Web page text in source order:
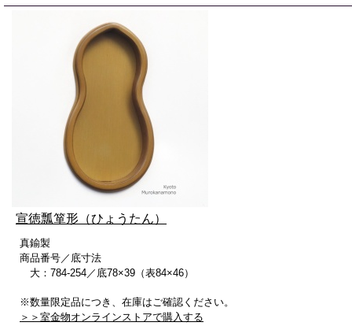
宣徳瓢箪形（ひょうたん）
真鍮製
商品番号／底寸法
大：784-254／底78×39（表84×46）
※数量限定品につき、在庫はご確認ください。
＞＞室金物オンラインストアで購入する